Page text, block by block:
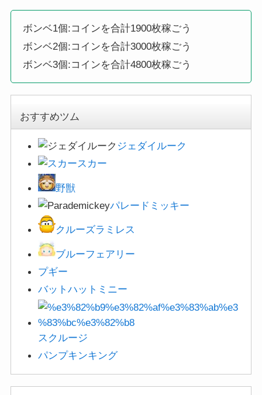
ボンベ1個:コインを合計1900枚稼ごう
ボンベ2個:コインを合計3000枚稼ごう
ボンベ3個:コインを合計4800枚稼ごう
おすすめツム
ジェダイルーク
スカー
野獣
パレードミッキー
クルーズラミレス
ブルーフェアリー
プギー
バットハットミニー
スクルージ
パンプキンキング